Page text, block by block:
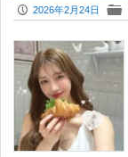
P 2026年2月24日 F